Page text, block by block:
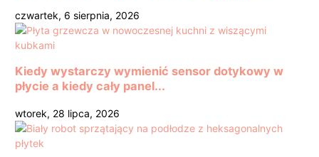
czwartek, 6 sierpnia, 2026
Kiedy wystarczy wymienić sensor dotykowy w
płycie a kiedy cały panel...
wtorek, 28 lipca, 2026